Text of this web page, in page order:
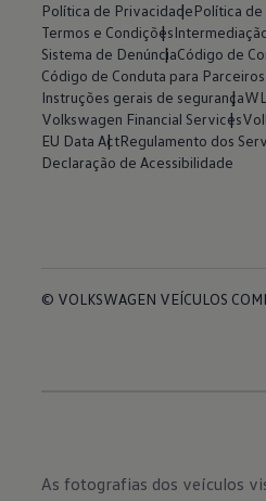
Política de PrivacidadePolítica de
Termos e Condições
Sistema de DenúnciaCódigo de
Código de Conduta para
Instruções gerais de segurança
Volkswagen Financial Services
EU Data ActRegulamento dos
Declaração de Acessibilidade
© VOLKSWAGEN VEÍCULOS
As fotografias dos veículos